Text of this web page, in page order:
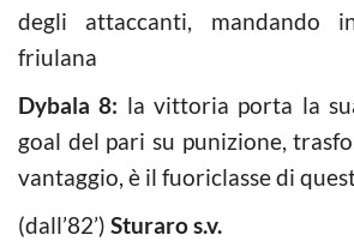
degli attaccanti, mandando
friulana
Dybala 8: la vittoria porta la
goal del pari su punizione,
vantaggio, è il fuoriclasse di
(dall’82’) Sturaro s.v.